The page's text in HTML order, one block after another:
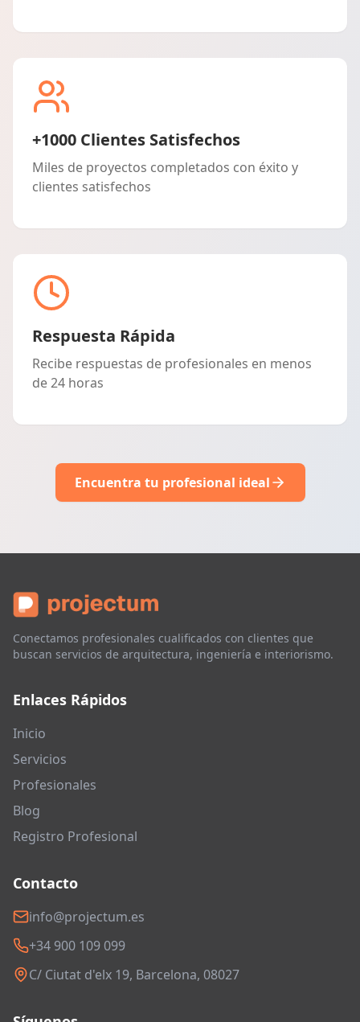
+1000 Clientes Satisfechos
Miles de proyectos completados con éxito y
clientes satisfechos
Respuesta Rápida
Recibe respuestas de profesionales en menos
de 24 horas
Encuentra tu profesional ideal
Conectamos profesionales cualificados con clientes que
buscan servicios de arquitectura, ingeniería e interiorismo.
Enlaces Rápidos
Inicio
Servicios
Profesionales
Blog
Registro Profesional
Contacto
info@projectum.es
+34 900 109 099
C/ Ciutat d'elx 19, Barcelona, 08027